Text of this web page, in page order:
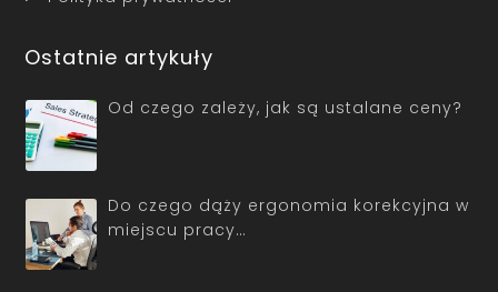
Ostatnie artykuły
Od czego zależy, jak są ustalane ceny?
Do czego dąży ergonomia korekcyjna w
miejscu pracy…